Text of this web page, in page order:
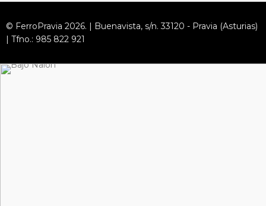
© FerroPravia 2026. | Buenavista, s/n. 33120 - Pravia (Asturias)
| Tfno.: 985 822 921